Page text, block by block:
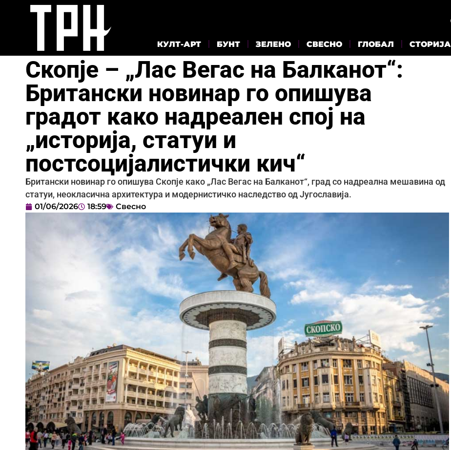
КУЛТ-АРТ БУНТ ЗЕЛЕНО СВЕСНО ГЛОБАЛ СТОРИЈА
Скопје – „Лас Вегас на Балканот“:
Британски новинар го опишува
градот како надреален спој на
„историја, статуи и
постсоцијалистички кич“
Британски новинар го опишува Скопје како „Лас Вегас на Балканот“, град со надреална мешавина од
статуи, неокласична архитектура и модернистичко наследство од Југославија.
01/06/2026 18:59 Свесно